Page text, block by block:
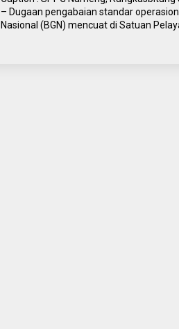
– Dugaan pengabaian standar
Nasional (BGN) mencuat di Satuan